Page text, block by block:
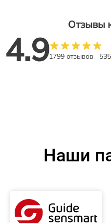
Отзывы
4.91799 отзывов
Наши